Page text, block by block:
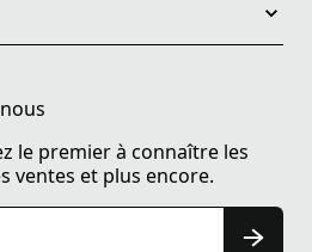
le premier à connaître les
ventes et plus encore.